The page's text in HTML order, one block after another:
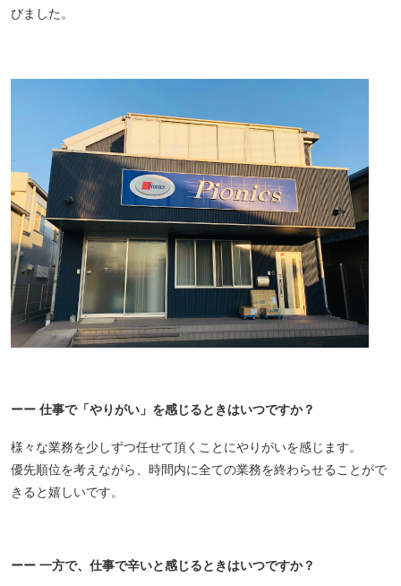
びました。
ーー 仕事で「やりがい」を感じるときはいつですか？
様々な業務を少しずつ任せて頂くことにやりがいを感じます。
優先順位を考えながら、時間内に全ての業務を終わらせることがで
きると嬉しいです。
ーー 一方で、仕事で辛いと感じるときはいつですか？